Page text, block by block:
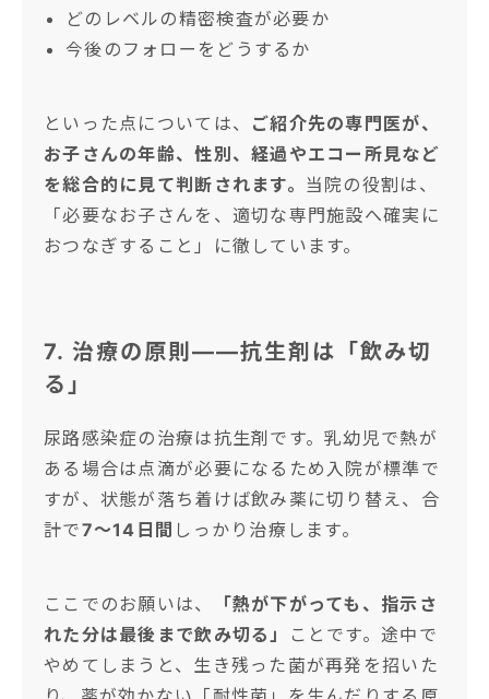
どのレベルの精密検査が必要か
今後のフォローをどうするか
といった点については、 ご紹介先の専門医が、
お子さんの年齢、性別、経過やエコー所見など
を総合的に見て判断されます。
当院の役割は、
「必要なお子さんを、適切な専門施設へ確実に
おつなぎすること」に徹しています。
7. 治療の原則――抗生剤は「飲み切
る」
尿路感染症の治療は抗生剤です。乳幼児で熱が
ある場合は点滴が必要になるため入院が標準で
すが、状態が落ち着けば飲み薬に切り替え、合
計で7〜14日間 しっかり治療します。
ここでのお願いは、
「熱が下がっても、指示さ
れた分は最後まで飲み切る」
ことです。途中で
やめてしまうと、生き残った菌が再発を招いた